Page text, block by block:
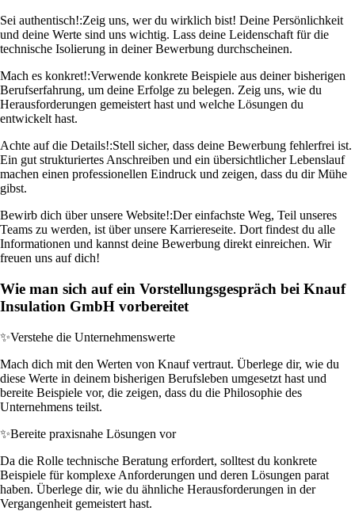
Sei authentisch!:Zeig uns, wer du wirklich bist! Deine Persönlichkeit
und deine Werte sind uns wichtig. Lass deine Leidenschaft für die
technische Isolierung in deiner Bewerbung durchscheinen.
Mach es konkret!:Verwende konkrete Beispiele aus deiner bisherigen
Berufserfahrung, um deine Erfolge zu belegen. Zeig uns, wie du
Herausforderungen gemeistert hast und welche Lösungen du
entwickelt hast.
Achte auf die Details!:Stell sicher, dass deine Bewerbung fehlerfrei ist.
Ein gut strukturiertes Anschreiben und ein übersichtlicher Lebenslauf
machen einen professionellen Eindruck und zeigen, dass du dir Mühe
gibst.
Bewirb dich über unsere Website!:Der einfachste Weg, Teil unseres
Teams zu werden, ist über unsere Karriereseite. Dort findest du alle
Informationen und kannst deine Bewerbung direkt einreichen. Wir
freuen uns auf dich!
Wie man sich auf ein Vorstellungsgespräch bei Knauf
Insulation GmbH vorbereitet
✨Verstehe die Unternehmenswerte
Mach dich mit den Werten von Knauf vertraut. Überlege dir, wie du
diese Werte in deinem bisherigen Berufsleben umgesetzt hast und
bereite Beispiele vor, die zeigen, dass du die Philosophie des
Unternehmens teilst.
✨Bereite praxisnahe Lösungen vor
Da die Rolle technische Beratung erfordert, solltest du konkrete
Beispiele für komplexe Anforderungen und deren Lösungen parat
haben. Überlege dir, wie du ähnliche Herausforderungen in der
Vergangenheit gemeistert hast.